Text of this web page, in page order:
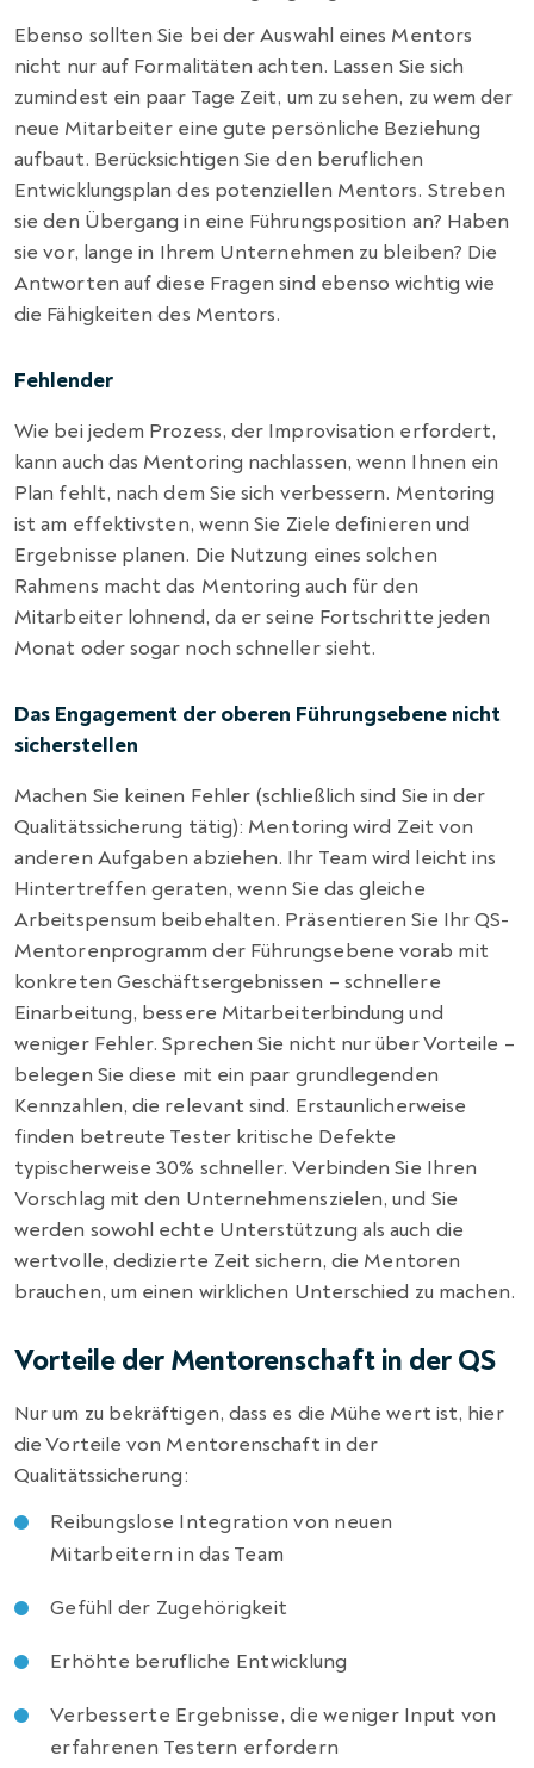
Ebenso sollten Sie bei der Auswahl eines Mentors
nicht nur auf Formalitäten achten. Lassen Sie sich
zumindest ein paar Tage Zeit, um zu sehen, zu wem der
neue Mitarbeiter eine gute persönliche Beziehung
aufbaut. Berücksichtigen Sie den beruflichen
Entwicklungsplan des potenziellen Mentors. Streben
sie den Übergang in eine Führungsposition an? Haben
sie vor, lange in Ihrem Unternehmen zu bleiben? Die
Antworten auf diese Fragen sind ebenso wichtig wie
die Fähigkeiten des Mentors.
Fehlender
Wie bei jedem Prozess, der Improvisation erfordert,
kann auch das Mentoring nachlassen, wenn Ihnen ein
Plan fehlt, nach dem Sie sich verbessern. Mentoring
ist am effektivsten, wenn Sie Ziele definieren und
Ergebnisse planen. Die Nutzung eines solchen
Rahmens macht das Mentoring auch für den
Mitarbeiter lohnend, da er seine Fortschritte jeden
Monat oder sogar noch schneller sieht.
Das Engagement der oberen Führungsebene nicht
sicherstellen
Machen Sie keinen Fehler (schließlich sind Sie in der
Qualitätssicherung tätig): Mentoring wird Zeit von
anderen Aufgaben abziehen. Ihr Team wird leicht ins
Hintertreffen geraten, wenn Sie das gleiche
Arbeitspensum beibehalten. Präsentieren Sie Ihr QS-
Mentorenprogramm der Führungsebene vorab mit
konkreten Geschäftsergebnissen – schnellere
Einarbeitung, bessere Mitarbeiterbindung und
weniger Fehler. Sprechen Sie nicht nur über Vorteile –
belegen Sie diese mit ein paar grundlegenden
Kennzahlen, die relevant sind. Erstaunlicherweise
finden betreute Tester kritische Defekte
typischerweise 30% schneller. Verbinden Sie Ihren
Vorschlag mit den Unternehmenszielen, und Sie
werden sowohl echte Unterstützung als auch die
wertvolle, dedizierte Zeit sichern, die Mentoren
brauchen, um einen wirklichen Unterschied zu machen.
Vorteile der Mentorenschaft in der QS
Nur um zu bekräftigen, dass es die Mühe wert ist, hier
die Vorteile von Mentorenschaft in der
Qualitätssicherung:
Reibungslose Integration von neuen
Mitarbeitern in das Team
Gefühl der Zugehörigkeit
Erhöhte berufliche Entwicklung
Verbesserte Ergebnisse, die weniger Input von
erfahrenen Testern erfordern